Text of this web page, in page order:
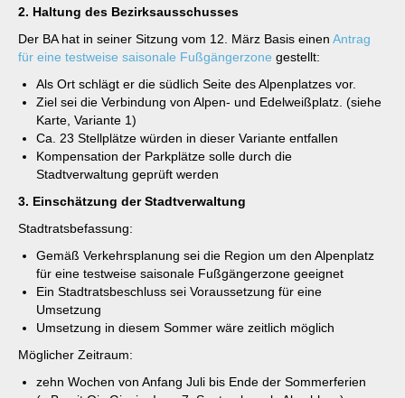
2. Haltung des Bezirksausschusses
Der BA hat in seiner Sitzung vom 12. März Basis einen Antrag
für eine testweise saisonale Fußgängerzone gestellt:
Als Ort schlägt er die südlich Seite des Alpenplatzes vor.
Ziel sei die Verbindung von Alpen- und Edelweißplatz. (siehe
Karte, Variante 1)
Ca. 23 Stellplätze würden in dieser Variante entfallen
Kompensation der Parkplätze solle durch die
Stadtverwaltung geprüft werden
3. Einschätzung der Stadtverwaltung
Stadtratsbefassung:
Gemäß Verkehrsplanung sei die Region um den Alpenplatz
für eine testweise saisonale Fußgängerzone geeignet
Ein Stadtratsbeschluss sei Voraussetzung für eine
Umsetzung
Umsetzung in diesem Sommer wäre zeitlich möglich
Möglicher Zeitraum:
zehn Wochen von Anfang Juli bis Ende der Sommerferien